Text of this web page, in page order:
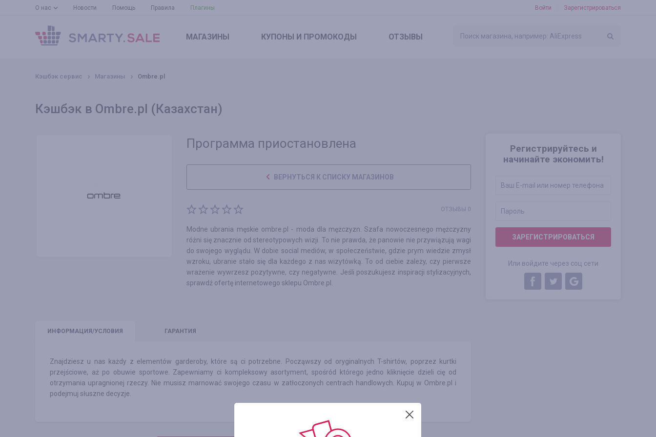
О нас Новости Помощь Правила Плагины Войти Зарегистрироваться
МАГАЗИНЫ КУПОНЫ И ПРОМОКОДЫ ОТЗЫВЫ
Кэшбэк сервис Магазины Ombre.pl
Кэшбэк в Ombre.pl (Казахстан)
Регистрируйтесь и
начинайте экономить!
ЗАРЕГИСТРИРОВАТЬСЯ
Или войдите через соц сети
Программа приостановлена
ВЕРНУТЬСЯ К СПИСКУ МАГАЗИНОВ
ОТЗЫВЫ 0
Modne ubrania męskie ombre.pl - moda dla mężczyzn. Szafa nowoczesnego mężczyzny
różni się znacznie od stereotypowych wizji. To nie prawda, że panowie nie przywiązują wagi
do swojego wyglądu. W dobie social mediów, w społeczeństwie, gdzie prym wiedzie zmysł
wzroku, ubranie stało się dla każdego z nas wizytówką. To od ciebie zależy, czy pierwsze
wrażenie wywrzesz pozytywne, czy negatywne. Jeśli poszukujesz inspiracji stylizacyjnych,
sprawdź ofertę internetowego sklepu Ombre.pl.
ИНФО РМАЦИЯ/УСЛОВИЯ ГАРАНТИЯ
Znajdziesz u nas każdy z elementów garderoby, które są ci potrzebne. Począwszy od oryginalnych T-shirtów, poprzez kurtki
przejściowe, aż po obuwie sportowe. Zapewniamy ci kompleksowy asortyment, spośród którego jedno kliknięcie dzieli cię od
otrzymania upragnionej rzeczy. Nie musisz marnować swojego czasu w zatłoczonych centrach handlowych. Kupuj w Ombre.pl i
podejmuj słuszne decyzje.